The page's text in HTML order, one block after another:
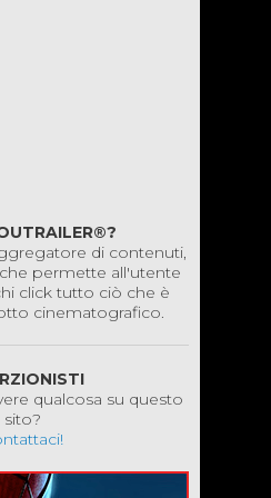
di contenuti,
permette all'utente
click tutto ciò che è
cinematografico.
qualcosa su questo
sito?